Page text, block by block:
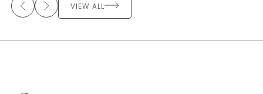
VIEW ALL